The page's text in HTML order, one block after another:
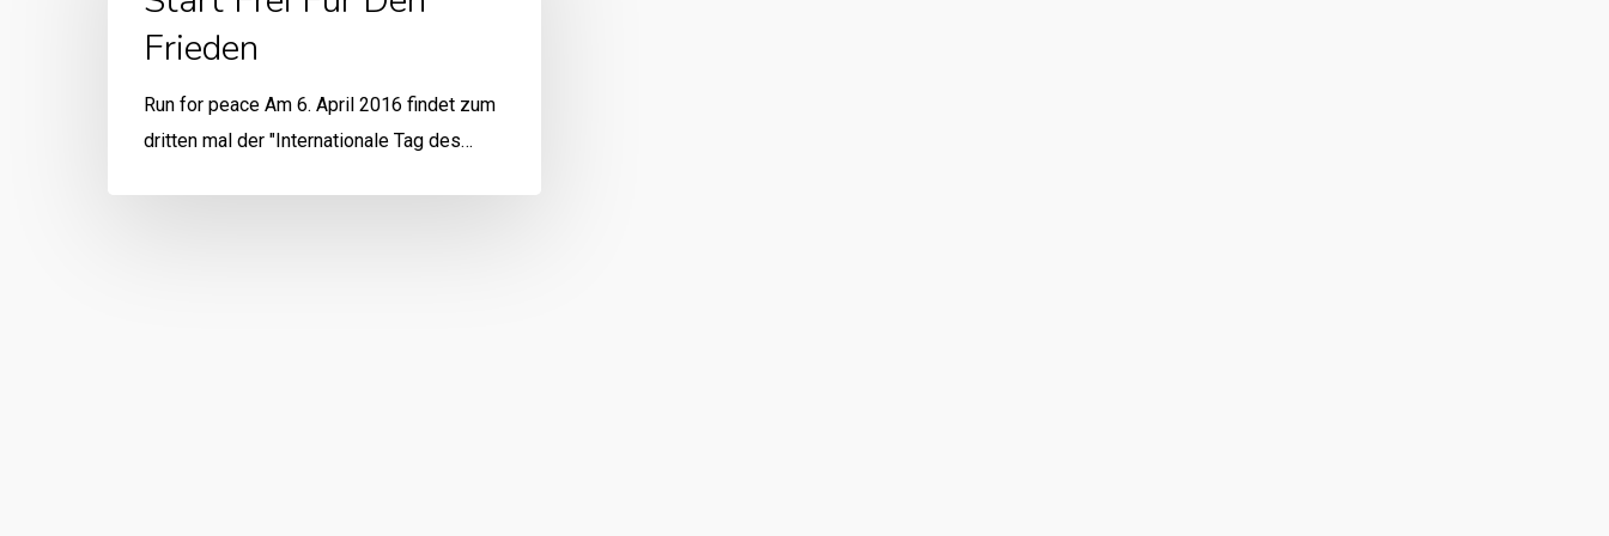
Frieden
Run for peace Am 6. April 2016 findet zum
dritten mal der "Internationale Tag des…